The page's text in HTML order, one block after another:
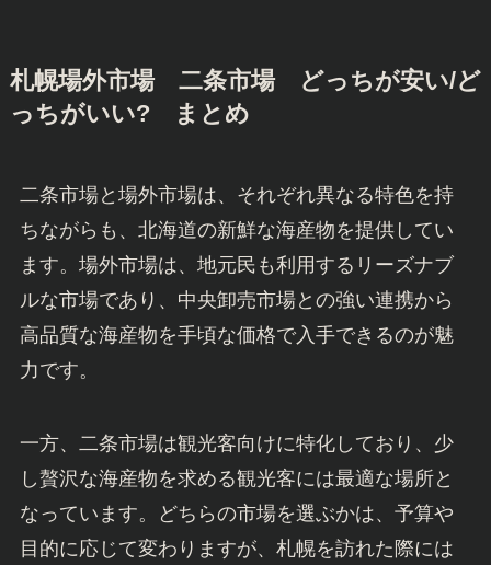
札幌場外市場 二条市場 どっちが安い/ど
っちがいい? まとめ
二条市場と場外市場は、それぞれ異なる特色を持
ちながらも、北海道の新鮮な海産物を提供してい
ます。場外市場は、地元民も利用するリーズナブ
ルな市場であり、中央卸売市場との強い連携から
高品質な海産物を手頃な価格で入手できるのが魅
力です。
一方、二条市場は観光客向けに特化しており、少
し贅沢な海産物を求める観光客には最適な場所と
なっています。どちらの市場を選ぶかは、予算や
目的に応じて変わりますが、札幌を訪れた際には